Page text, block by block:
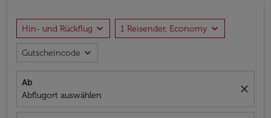
Hin- und Rückflug expand_more 1 Reisender, Economy expand_more
Gutscheincode expand_more
Ab
Abflugort auswählen
close